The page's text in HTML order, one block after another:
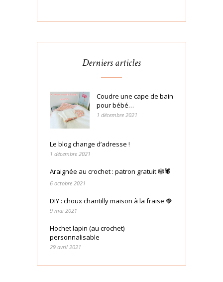
Derniers articles
Coudre une cape de bain
pour bébé…
1 décembre 2021
Le blog change d’adresse !
1 décembre 2021
Araignée au crochet : patron gratuit 🕸🕷
6 octobre 2021
DIY : choux chantilly maison à la fraise 🍓
9 mai 2021
Hochet lapin (au crochet)
personnalisable
29 avril 2021